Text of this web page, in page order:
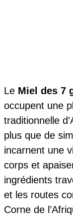
Le Miel des 7
occupent une
traditionnelle
plus que de
incarnent une
corps et
ingrédients
et les routes
Corne de